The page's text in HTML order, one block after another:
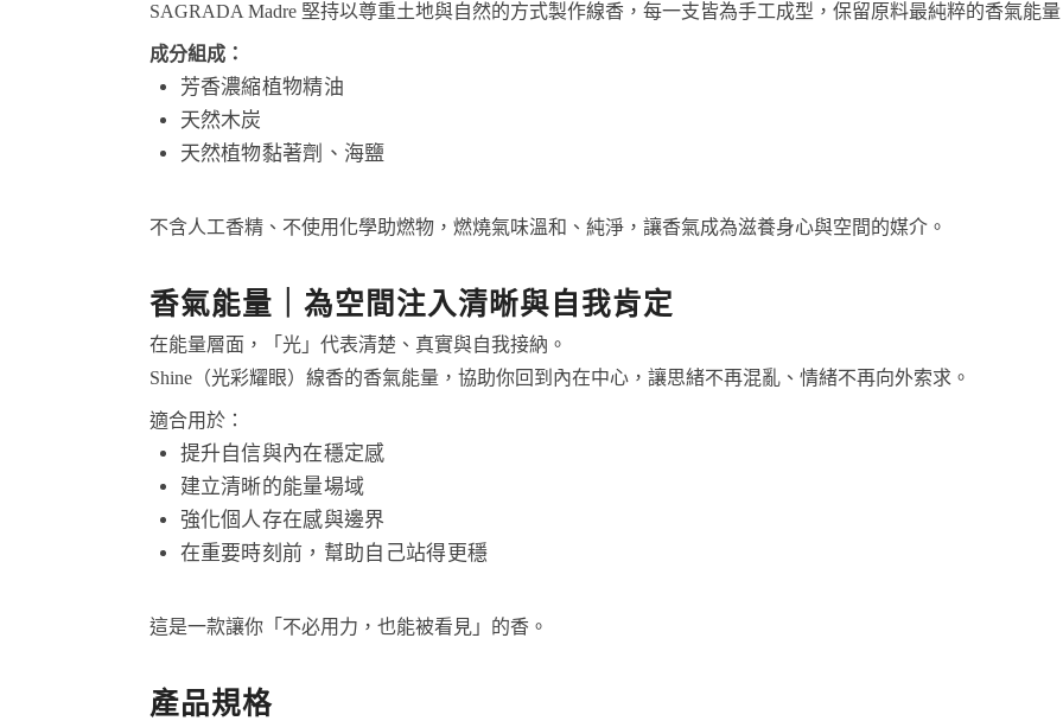
SAGRADA Madre 堅持以尊重土地與自然的方式製作線香，每一支皆為手工成型，保留原料最純粹的香氣能
成分組成：
芳香濃縮植物精油
天然木炭
天然植物黏著劑、海鹽
不含人工香精、不使用化學助燃物，燃燒氣味溫和、純淨，讓香氣成為滋養身心與空間的媒介。
香氣能量｜為空間注入清晰與自我肯定
在能量層面，「光」代表清楚、真實與自我接納。
Shine（光彩耀眼）線香的香氣能量，協助你回到內在中心，讓思緒不再混亂、情緒不再向外索求。
適合用於：
提升自信與內在穩定感
建立清晰的能量場域
強化個人存在感與邊界
在重要時刻前，幫助自己站得更穩
這是一款讓你「不必用力，也能被看見」的香。
產品規格